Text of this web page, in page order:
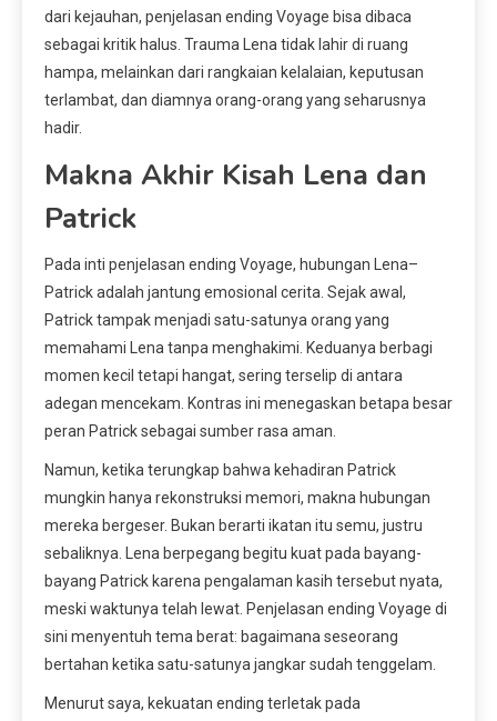
dari kejauhan, penjelasan ending Voyage bisa dibaca
sebagai kritik halus. Trauma Lena tidak lahir di ruang
hampa, melainkan dari rangkaian kelalaian, keputusan
terlambat, dan diamnya orang-orang yang seharusnya
hadir.
Makna Akhir Kisah Lena dan
Patrick
Pada inti penjelasan ending Voyage, hubungan Lena–
Patrick adalah jantung emosional cerita. Sejak awal,
Patrick tampak menjadi satu-satunya orang yang
memahami Lena tanpa menghakimi. Keduanya berbagi
momen kecil tetapi hangat, sering terselip di antara
adegan mencekam. Kontras ini menegaskan betapa besar
peran Patrick sebagai sumber rasa aman.
Namun, ketika terungkap bahwa kehadiran Patrick
mungkin hanya rekonstruksi memori, makna hubungan
mereka bergeser. Bukan berarti ikatan itu semu, justru
sebaliknya. Lena berpegang begitu kuat pada bayang-
bayang Patrick karena pengalaman kasih tersebut nyata,
meski waktunya telah lewat. Penjelasan ending Voyage di
sini menyentuh tema berat: bagaimana seseorang
bertahan ketika satu-satunya jangkar sudah tenggelam.
Menurut saya, kekuatan ending terletak pada